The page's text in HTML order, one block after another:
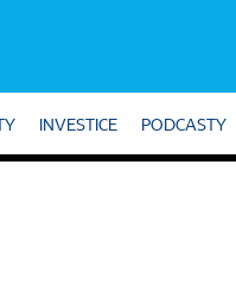
INVESTICE PODCASTY